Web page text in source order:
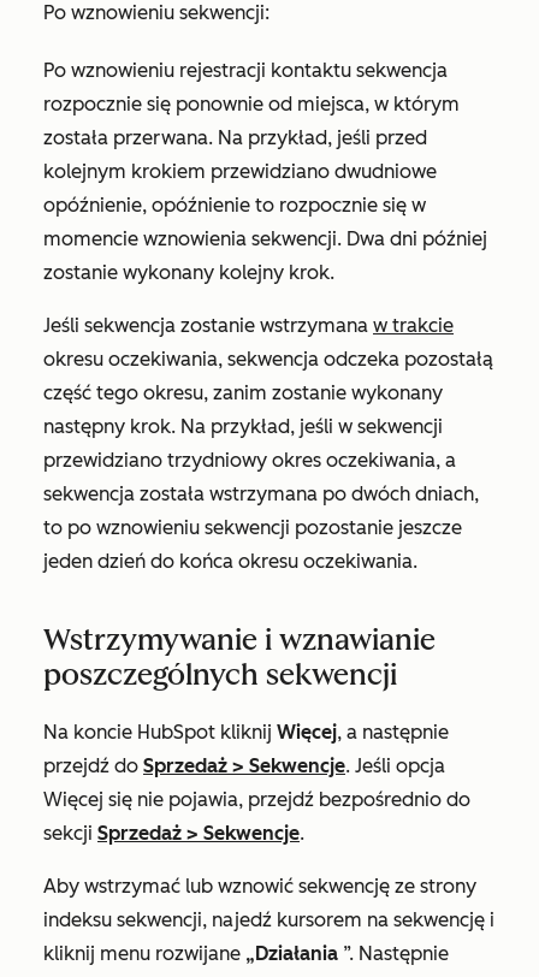
Po wznowieniu sekwencji:
Po wznowieniu rejestracji kontaktu sekwencja
rozpocznie się ponownie od miejsca, w którym
została przerwana. Na przykład, jeśli przed
kolejnym krokiem przewidziano dwudniowe
opóźnienie, opóźnienie to rozpocznie się w
momencie wznowienia sekwencji. Dwa dni później
zostanie wykonany kolejny krok.
Jeśli sekwencja zostanie wstrzymana w trakcie
okresu oczekiwania, sekwencja odczeka pozostałą
część tego okresu, zanim zostanie wykonany
następny krok. Na przykład, jeśli w sekwencji
przewidziano trzydniowy okres oczekiwania, a
sekwencja została wstrzymana po dwóch dniach,
to po wznowieniu sekwencji pozostanie jeszcze
jeden dzień do końca okresu oczekiwania.
Wstrzymywanie i wznawianie
poszczególnych sekwencji
Na koncie HubSpot kliknij Więcej, a następnie
przejdź do Sprzedaż > Sekwencje. Jeśli opcja
Więcej się nie pojawia, przejdź bezpośrednio do
sekcji Sprzedaż > Sekwencje.
Aby wstrzymać lub wznowić sekwencję ze strony
indeksu sekwencji, najedź kursorem na sekwencję i
kliknij menu rozwijane „Działania ”. Następnie